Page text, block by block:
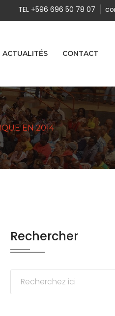
TEL +596 696 50 78 07
ACTUALITÉS CONTACT
EN 2014
Rechercher